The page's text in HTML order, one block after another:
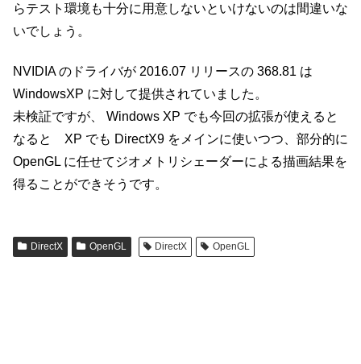
らテスト環境も十分に用意しないといけないのは間違いな
いでしょう。
NVIDIA のドライバが 2016.07 リリースの 368.81 は
WindowsXP に対して提供されていました。
未検証ですが、 Windows XP でも今回の拡張が使えると
なると XP でも DirectX9 をメインに使いつつ、部分的に
OpenGL に任せてジオメトリシェーダーによる描画結果を
得ることができそうです。
DirectX OpenGL DirectX OpenGL